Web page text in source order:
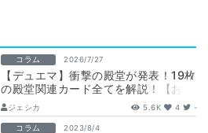
コラム 2026/7/27
【デュエマ】衝撃の殿堂が発表！19枚
の殿堂関連カード全てを解説！【お目
覚めメイ様/ダーバンデ/レヴィヤ/ゾン
ビ…
ジェシカ 5.6K 4 -
コラム 2023/8/4